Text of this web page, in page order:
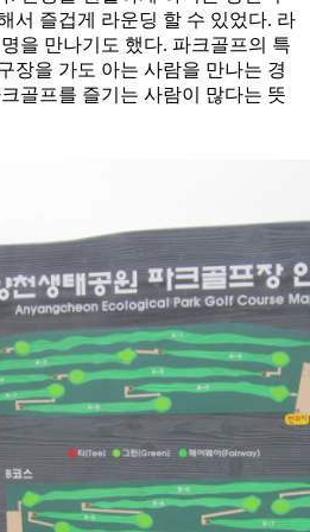
서 즐겁게 라운딩 할 수 있었다. 라
을 만나기도 했다. 파크골프의 특
장을 가도 아는 사람을 만나는 경
골프를 즐기는 사람이 많다는 뜻